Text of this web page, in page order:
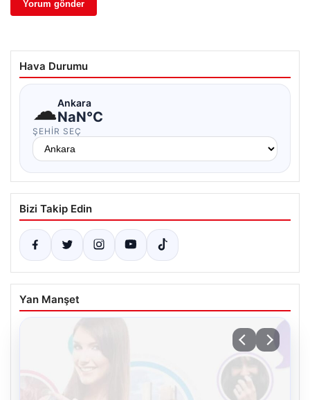
Hava Durumu
☁Ankara
NaN°C
ŞEHIR SEÇ
Bizi Takip Edin
Yan Manşet